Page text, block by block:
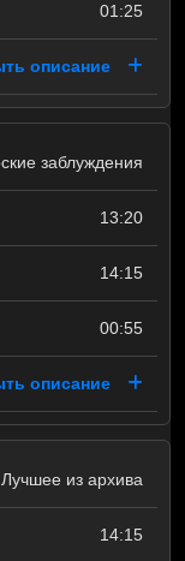
01:25
описание
заблуждения
13:20
14:15
00:55
описание
Лучшее из архива
14:15